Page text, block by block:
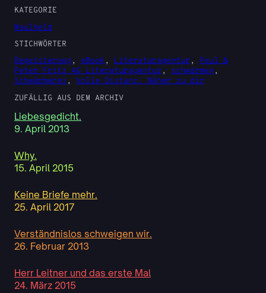
KATEGORIE
Maulheld
STICHWÖRTER
Begeisterung , eBook , Literaturagentur, Paul &
Peter Fritz AG Literaturagentur, schwärmen
Schwärmerei , Volle Distanz. Näher zu dir
ZUFÄLLIG AUS DEM ARCHIV
Liebesgedicht.
9. April 2013
Why.
15. April 2015
Keine Briefe mehr.
25. April 2017
Verständnislos schweigen wir.
26. Februar 2013
Herr Leitner und das erste Mal
24. März 2015